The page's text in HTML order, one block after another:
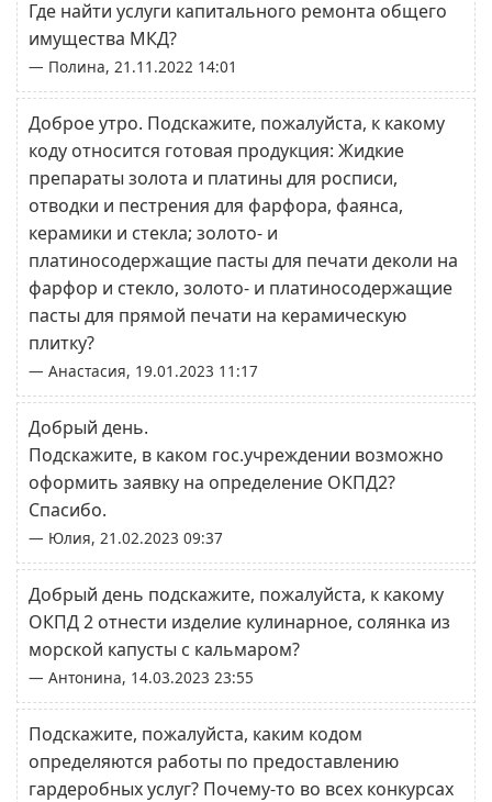
Где найти услуги капитального ремонта общего
имущества МКД?
— Полина, 21.11.2022 14:01
Доброе утро. Подскажите, пожалуйста, к какому
коду относится готовая продукция: Жидкие
препараты золота и платины для росписи,
отводки и пестрения для фарфора, фаянса,
керамики и стекла; золото- и
платиносодержащие пасты для печати деколи на
фарфор и стекло, золото- и платиносодержащие
пасты для прямой печати на керамическую
плитку?
— Анастасия, 19.01.2023 11:17
Добрый день.
Подскажите, в каком гос.учреждении возможно
оформить заявку на определение ОКПД2?
Спасибо.
— Юлия, 21.02.2023 09:37
Добрый день подскажите, пожалуйста, к какому
ОКПД 2 отнести изделие кулинарное, солянка из
морской капусты с кальмаром?
— Антонина, 14.03.2023 23:55
Подскажите, пожалуйста, каким кодом
определяются работы по предоставлению
гардеробных услуг? Почему-то во всех конкурсах